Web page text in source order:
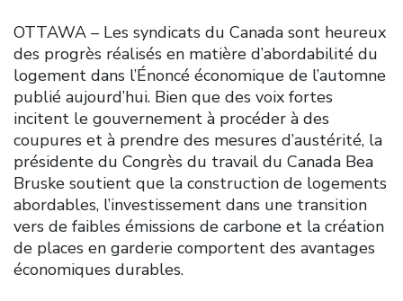
OTTAWA – Les syndicats du Canada sont heureux
des progrès réalisés en matière d’abordabilité du
logement dans l’Énoncé économique de l’automne
publié aujourd’hui. Bien que des voix fortes
incitent le gouvernement à procéder à des
coupures et à prendre des mesures d’austérité, la
présidente du Congrès du travail du Canada Bea
Bruske soutient que la construction de logements
abordables, l’investissement dans une transition
vers de faibles émissions de carbone et la création
de places en garderie comportent des avantages
économiques durables.